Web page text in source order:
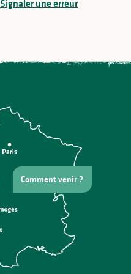
Signaler une erreur
Comment venir ?